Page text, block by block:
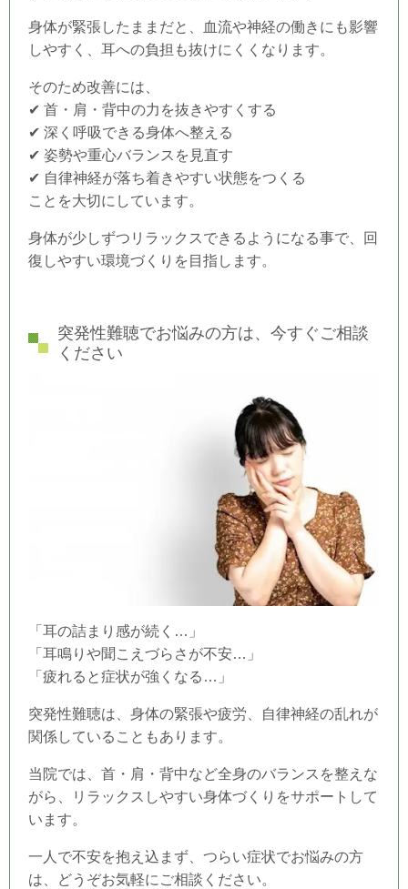
身体が緊張したままだと、血流や神経の働きにも影響
しやすく、耳への負担も抜けにくくなります。
そのため改善には、
✔ 首・肩・背中の力を抜きやすくする
✔ 深く呼吸できる身体へ整える
✔ 姿勢や重心バランスを見直す
✔ 自律神経が落ち着きやすい状態をつくる
ことを大切にしています。
身体が少しずつリラックスできるようになる事で、回
復しやすい環境づくりを目指します。
突発性難聴でお悩みの方は、今すぐご相談
ください
「耳の詰まり感が続く…」
「耳鳴りや聞こえづらさが不安…」
「疲れると症状が強くなる…」
突発性難聴は、身体の緊張や疲労、自律神経の乱れが
関係していることもあります。
当院では、首・肩・背中など全身のバランスを整えな
がら、リラックスしやすい身体づくりをサポートして
います。
一人で不安を抱え込まず、つらい症状でお悩みの方
は、どうぞお気軽にご相談ください。